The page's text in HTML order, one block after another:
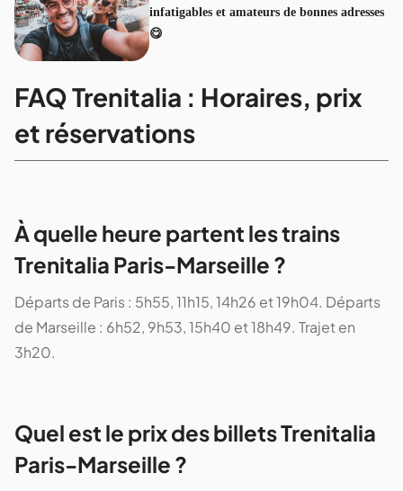
infatigables et amateurs de bonnes adresses
😋
FAQ Trenitalia : Horaires, prix
et réservations
À quelle heure partent les trains
Trenitalia Paris-Marseille ?
Départs de Paris : 5h55, 11h15, 14h26 et 19h04. Départs
de Marseille : 6h52, 9h53, 15h40 et 18h49. Trajet en
3h20.
Quel est le prix des billets Trenitalia
Paris-Marseille ?